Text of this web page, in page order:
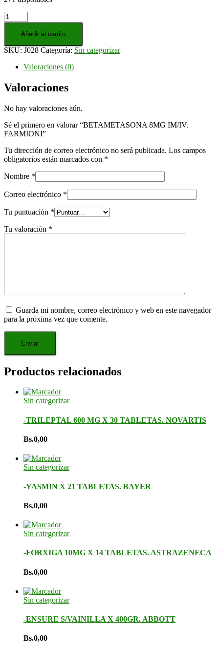
BETAMETASONA
8MG
IM/IV.
cantidad
Añadir al carrito
SKU: J028 Categoría: Sin categorizar
Valoraciones (0)
Valoraciones
No hay valoraciones aún.
Sé el primero en valorar “BETAMETASONA 8MG IM/IV.
FARMIONI”
Tu dirección de correo electrónico no será publicada. Los campos
obligatorios están marcados con *
Nombre *
Correo electrónico *
Tu puntuación *
Tu valoración *
Guarda mi nombre, correo electrónico y web en este navegador
para la próxima vez que comente.
Productos relacionados
Sin categorizar
-TRILEPTAL 600 MG X 30 TABLETAS. NOVARTIS
Bs.0,00
Sin categorizar
-YASMIN X 21 TABLETAS. BAYER
Bs.0,00
Sin categorizar
-FORXIGA 10MG X 14 TABLETAS. ASTRAZENECA
Bs.0,00
Sin categorizar
-ENSURE S/VAINILLA X 400GR. ABBOTT
Bs.0,00